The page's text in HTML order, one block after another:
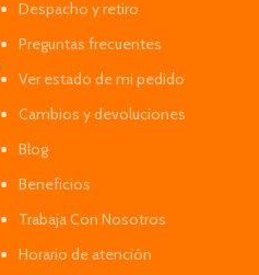
Despacho y retiro
Preguntas frecuentes
Ver estado de mi pedido
Cambios y devoluciones
Blog
Beneficios
Trabaja Con Nosotros
Horario de atención